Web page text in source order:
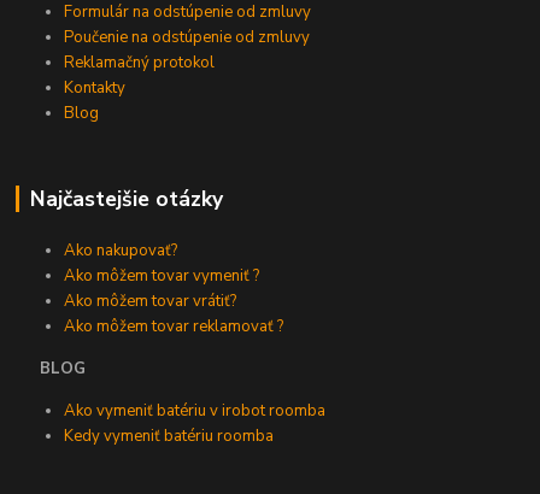
Formulár na odstúpenie od zmluvy
Poučenie na odstúpenie od zmluvy
Reklamačný protokol
Kontakty
Blog
Najčastejšie otázky
Ako nakupovať?
Ako môžem tovar vymeniť ?
Ako môžem tovar vrátiť?
Ako môžem tovar reklamovať ?
BLOG
Ako vymeniť batériu v irobot roomba
Kedy vymeniť batériu roomba